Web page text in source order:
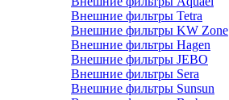
Внешние фильтры Tetra
Внешние фильтры KW Zone
Внешние фильтры Hagen
Внешние фильтры JEBO
Внешние фильтры Sera
Внешние фильтры Sunsun